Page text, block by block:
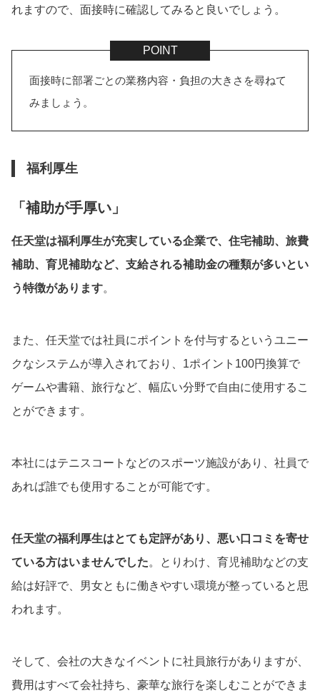
れますので、面接時に確認してみると良いでしょう。
面接時に部署ごとの業務内容・負担の大きさを尋ねて
みましょう。
福利厚生
「補助が手厚い」
任天堂は福利厚生が充実している企業で、住宅補助、旅費
補助、育児補助など、支給される補助金の種類が多いとい
う特徴があります。
また、任天堂では社員にポイントを付与するというユニー
クなシステムが導入されており、1ポイント100円換算で
ゲームや書籍、旅行など、幅広い分野で自由に使用するこ
とができます。
本社にはテニスコートなどのスポーツ施設があり、社員で
あれば誰でも使用することが可能です。
任天堂の福利厚生はとても定評があり、悪い口コミを寄せ
ている方はいませんでした。とりわけ、育児補助などの支
給は好評で、男女ともに働きやすい環境が整っていると思
われます。
そして、会社の大きなイベントに社員旅行がありますが、
費用はすべて会社持ち、豪華な旅行を楽しむことができま